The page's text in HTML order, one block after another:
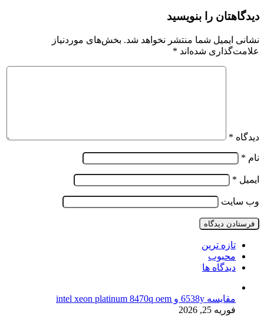
دیدگاهتان را بنویسید
نشانی ایمیل شما منتشر نخواهد شد. بخش‌های موردنیاز
علامت‌گذاری شده‌اند *
دیدگاه *
نام *
ایمیل *
وب‌ سایت
تازه ترین
محبوب
دیدگاه ها
مقایسه 6538y و intel xeon platinum 8470q oem
فوریه 25, 2026